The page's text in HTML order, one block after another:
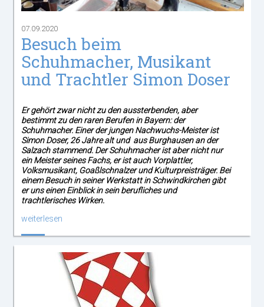
07.09.2020
Besuch beim
Schuhmacher, Musikant
und Trachtler Simon Doser
Er gehört zwar nicht zu den aussterbenden, aber
bestimmt zu den raren Berufen in Bayern: der
Schuhmacher. Einer der jungen Nachwuchs-Meister ist
Simon Doser, 26 Jahre alt und aus Burghausen an der
Salzach stammend. Der Schuhmacher ist aber nicht nur
ein Meister seines Fachs, er ist auch Vorplattler,
Volksmusikant, Goaßlschnalzer und Kulturpreisträger. Bei
einem Besuch in seiner Werkstatt in Schwindkirchen gibt
er uns einen Einblick in sein berufliches und
trachtlerisches Wirken.
weiterlesen